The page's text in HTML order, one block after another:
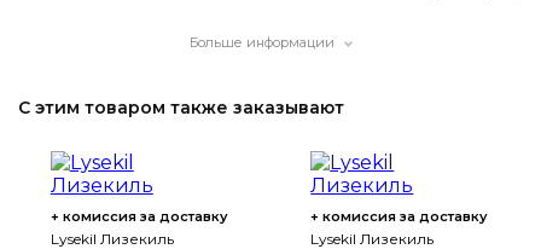
Больше информации
С этим товаром также заказывают
+ комиссия за доставку
Lysekil Лизекиль
+ комиссия за доставку
Lysekil Лизекиль